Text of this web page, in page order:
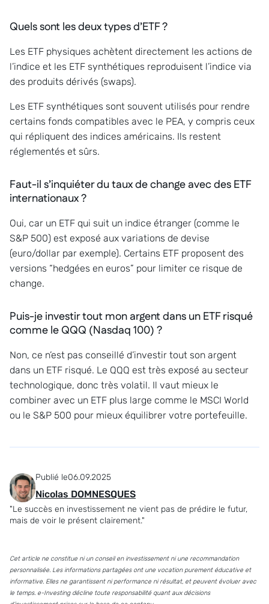
Quels sont les deux types d’ETF ?
Les ETF physiques achètent directement les actions de
l’indice et les ETF synthétiques reproduisent l’indice via
des produits dérivés (swaps).
Les ETF synthétiques sont souvent utilisés pour rendre
certains fonds compatibles avec le PEA, y compris ceux
qui répliquent des indices américains. Ils restent
réglementés et sûrs.
Faut-il s’inquiéter du taux de change avec des ETF
internationaux ?
Oui, car un ETF qui suit un indice étranger (comme le
S&P 500) est exposé aux variations de devise
(euro/dollar par exemple). Certains ETF proposent des
versions “hedgées en euros” pour limiter ce risque de
change.
Puis-je investir tout mon argent dans un ETF risqué
comme le QQQ (Nasdaq 100) ?
Non, ce n’est pas conseillé d’investir tout son argent
dans un ETF risqué. Le QQQ est très exposé au secteur
technologique, donc très volatil. Il vaut mieux le
combiner avec un ETF plus large comme le MSCI World
ou le S&P 500 pour mieux équilibrer votre portefeuille.
Publié le06.09.2025
Nicolas DOMNESQUES
"Le succès en investissement ne vient pas de prédire le futur,
mais de voir le présent clairement."
Cet article ne constitue ni un conseil en investissement ni une recommandation
personnalisée. Les informations partagées ont une vocation purement éducative et
informative. Elles ne garantissent ni performance ni résultat, et peuvent évoluer avec
le temps. e-Investing décline toute responsabilité quant aux décisions